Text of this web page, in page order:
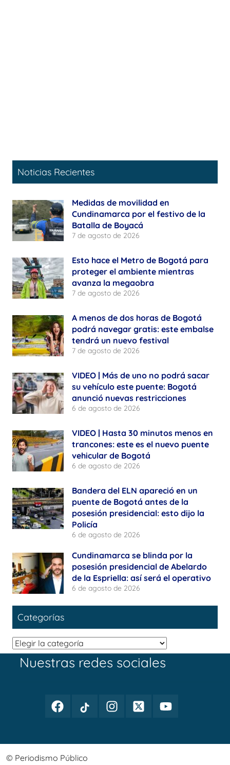
Noticias Recientes
Medidas de movilidad en
Cundinamarca por el festivo de la
Batalla de Boyacá
7 de agosto de 2026
Esto hace el Metro de Bogotá para
proteger el ambiente mientras
avanza la megaobra
7 de agosto de 2026
A menos de dos horas de Bogotá
podrá navegar gratis: este embalse
tendrá un nuevo festival
7 de agosto de 2026
VIDEO | Más de uno no podrá sacar
su vehículo este puente: Bogotá
anunció nuevas restricciones
6 de agosto de 2026
VIDEO | Hasta 30 minutos menos en
trancones: este es el nuevo puente
vehicular de Bogotá
6 de agosto de 2026
Bandera del ELN apareció en un
puente de Bogotá antes de la
posesión presidencial: esto dijo la
Policía
6 de agosto de 2026
Cundinamarca se blinda por la
posesión presidencial de Abelardo
de la Espriella: así será el operativo
6 de agosto de 2026
Categorías
Categorías
Nuestras redes sociales
Facebook
Periodismo
TikTok
Periodismo
InstagramTwitterYoutube
© Periodismo Público